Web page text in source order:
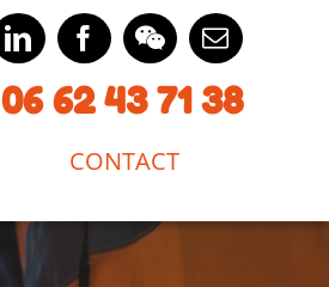
0662 4371 38
CONTACT